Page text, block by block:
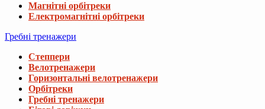
Магнітні орбітреки
Електромагнітні орбітреки
Гребні тренажери
Степпери
Велотренажери
Горизонтальні велотренажери
Орбітреки
Гребні тренажери